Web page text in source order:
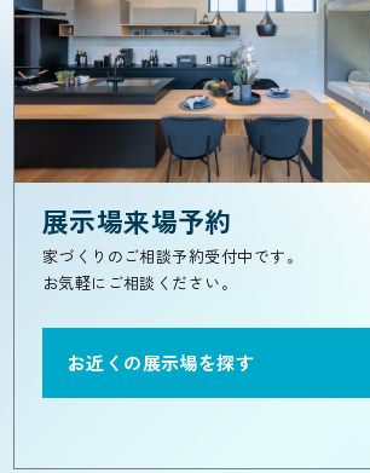
展示場来場予約
家づくりのご相談予約受付中です。
お気軽にご相談ください。
お近くの展示場を探す